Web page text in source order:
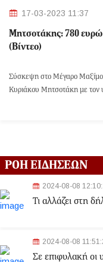
17-03-2023 11:37
Μητσοτάκης: 780 ευρώ
(Βίντεο)
Σύσκεψη στο Μέγαρο
Κυριάκου Μητσοτάκη με τον
ΡΟΗ ΕΙΔΗΣΕΩΝ
2024-08-08
Τι αλλάζει στη
2024-08-08
Σε επιφυλακή οι